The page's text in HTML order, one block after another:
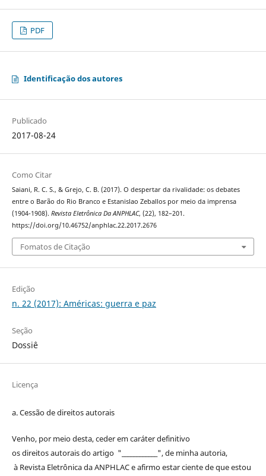
PDF
Identificação dos autores
Publicado
2017-08-24
Como Citar
Saiani, R. C. S., & Grejo, C. B. (2017). O despertar da rivalidade: os debates
entre o Barão do Rio Branco e Estanislao Zeballos por meio da imprensa
(1904-1908). Revista Eletrônica Da ANPHLAC, (22), 182–201.
https://doi.org/10.46752/anphlac.22.2017.2676
Fomatos de Citação
Edição
n. 22 (2017): Américas: guerra e paz
Seção
Dossiê
Licença
a. Cessão dedireitosautorais
Venho, por meio desta, ceder em caráter definitivo
osdireitosautoraisdo artigo "____________", de minha autoria,
à Revista Eletrônica da ANPHLACe afirmo estar ciente de que estou